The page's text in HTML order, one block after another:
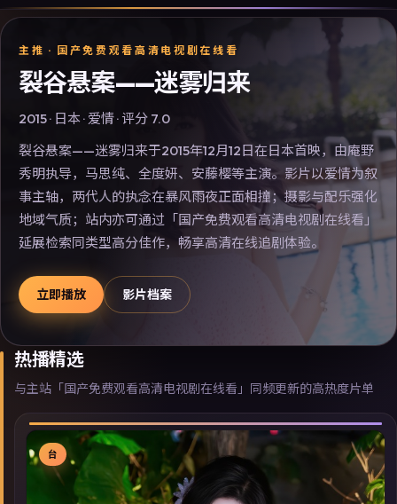
主推 · 国产免费观看高清电视剧在线看
裂谷悬案——迷雾归来
2015· 日本· 爱情· 评分 7.0
裂谷悬案——迷雾归来于2015年12月12日在日本首映，由庵野
秀明执导，马思纯、全度妍、安藤樱等主演。影片以爱情为叙
事主轴，两代人的执念在暴风雨夜正面相撞；摄影与配乐强化
地域气质；站内亦可通过「国产免费观看高清电视剧在线看」
延展检索同类型高分佳作，畅享高清在线追剧体验。
立即播放 影片档案
热播精选
与主站「国产免费观看高清电视剧在线看」同频更新的高热度片单
台